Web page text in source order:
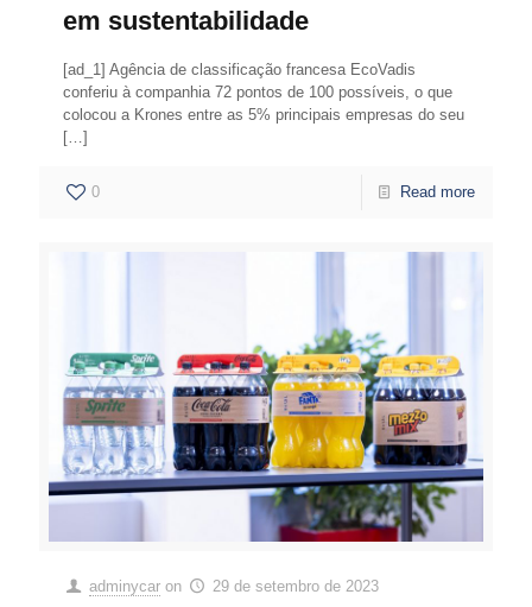
em sustentabilidade
[ad_1] Agência de classificação francesa EcoVadis
conferiu à companhia 72 pontos de 100 possíveis, o que
colocou a Krones entre as 5% principais empresas do seu
[…]
0 Read more
adminycar on 29 de setembro de 2023